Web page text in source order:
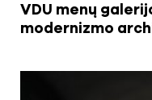
VDU menų
modernizmo